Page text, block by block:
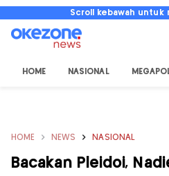
Scroll kebawah untuk
HOME NASIONAL
HOME NEWS NASIONAL
Bacakan Pleidoi,